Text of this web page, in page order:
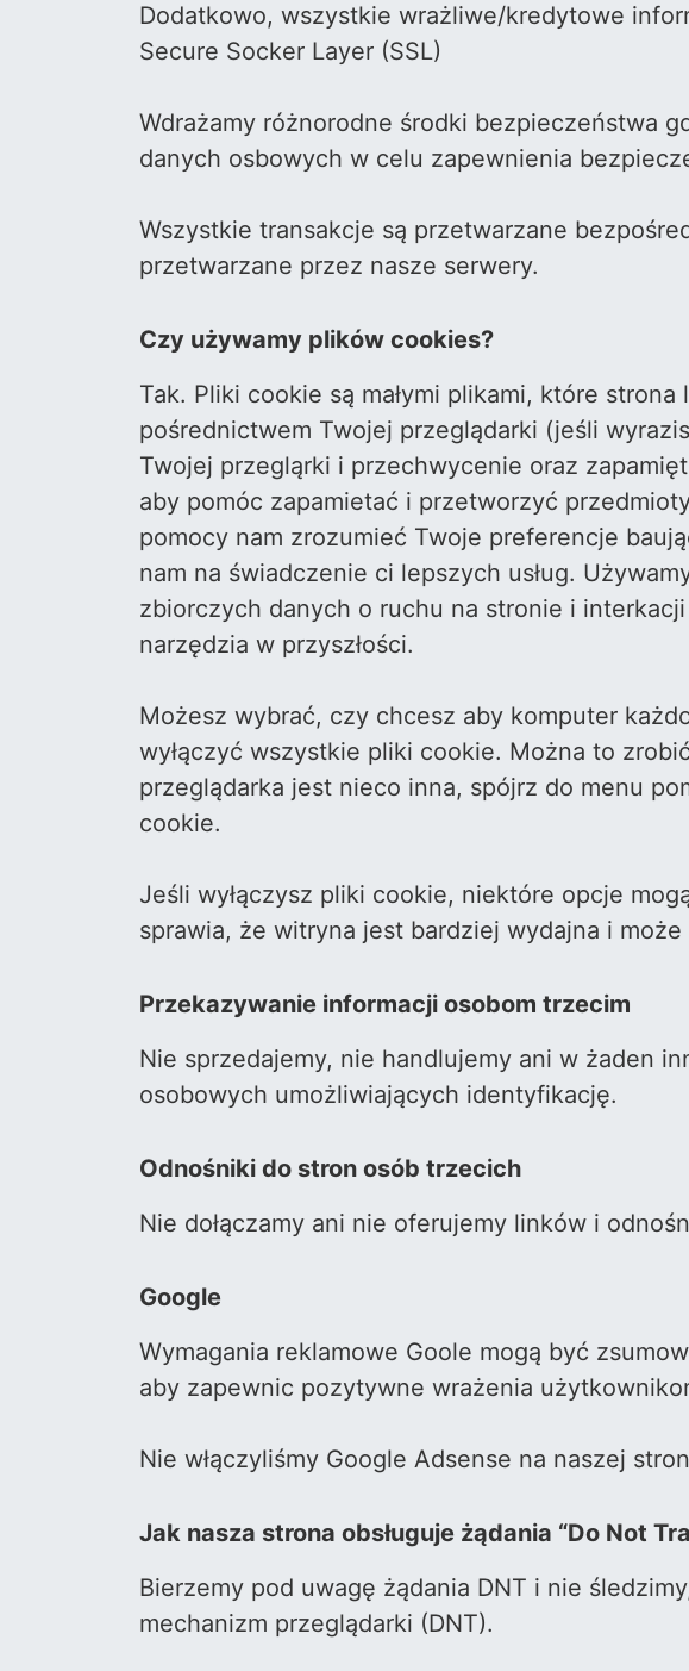
Dodatkowo, wszystkie wrażliwe/kredytowe
Secure Socker Layer (SSL)
Wdrażamy różnorodne środki bezpieczeństwa
danych osbowych w celu zapewnienia
Wszystkie transakcje są przetwarzane
przetwarzane przez nasze serwery.
Czy używamy plików cookies?
Tak. Pliki cookie są małymi plikami, które
pośrednictwem Twojej przeglądarki (jeśli
Twojej przegląrki i przechwycenie oraz
aby pomóc zapamietać i przetworzyć
pomocy nam zrozumieć Twoje preferencje
nam na świadczenie ci lepszych usług.
zbiorczych danych o ruchu na stronie i
narzędzia w przyszłości.
Możesz wybrać, czy chcesz aby komputer
wyłączyć wszystkie pliki cookie. Można to
przeglądarka jest nieco inna, spójrz do menu
cookie.
Jeśli wyłączysz pliki cookie, niektóre opcje
sprawia, że witryna jest bardziej wydajna i może
Przekazywanie informacji osobom trzecim
Nie sprzedajemy, nie handlujemy ani w żaden
osobowych umożliwiających identyfikację.
Odnośniki do stron osób trzecich
Nie dołączamy ani nie oferujemy linków i
Google
Wymagania reklamowe Goole mogą być
aby zapewnic pozytywne wrażenia
Nie włączyliśmy Google Adsense na naszej
Jak nasza strona obsługuje żądania “Do Not
Bierzemy pod uwagę żądania DNT i nie
mechanizm przeglądarki (DNT).